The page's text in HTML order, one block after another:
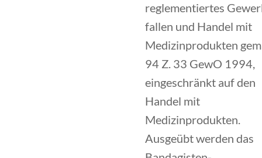
reglementiertes
fallen und Handel mit
Medizinprodukten
94 Z. 33 GewO 1994,
eingeschränkt auf den
Handel mit
Medizinprodukten.
Ausgeübt werden das